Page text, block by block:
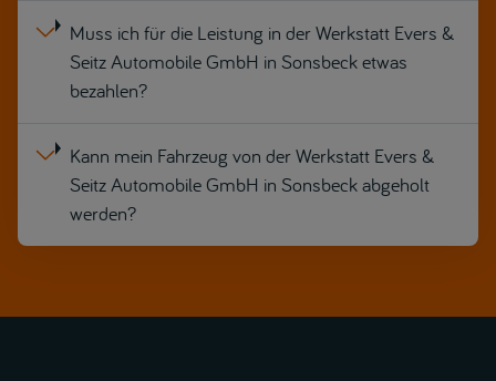
Muss ich für die Leistung in der Werkstatt Evers &
Seitz Automobile GmbH in Sonsbeck etwas
bezahlen?
Kann mein Fahrzeug von der Werkstatt Evers &
Seitz Automobile GmbH in Sonsbeck abgeholt
werden?